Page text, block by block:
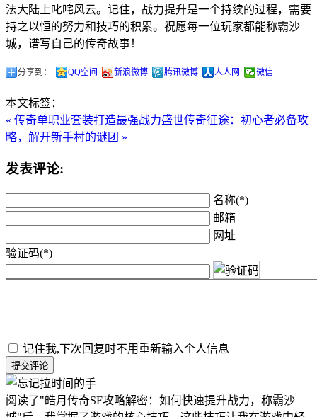
法大陆上叱咤风云。记住，战力提升是一个持续的过程，需要
持之以恒的努力和技巧的积累。祝愿每一位玩家都能称霸沙
城，谱写自己的传奇故事！
分享到： QQ空间 新浪微博 腾讯微博 人人网 微信
本文标签：
« 传奇单职业套装打造最强战力盛世传奇征途：初心者必备攻
略，解开新手村的谜团 »
发表评论:
名称(*)
邮箱
网址
验证码(*)
记住我,下次回复时不用重新输入个人信息
提交评论
阅读了"皓月传奇SF攻略解密：如何快速提升战力，称霸沙